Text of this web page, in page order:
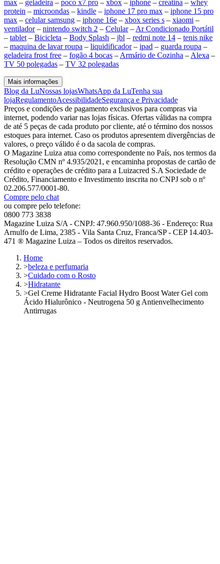
max – geladeira – poco x7 pro – xbox – iphone – creatina – whey
protein – microondas – kindle – iphone 17 pro max – iphone 15 pro
max – celular samsung – iphone 16e – xbox series s – xiaomi –
ventilador– nintendo switch 2 – Celular– Ar Condicionado Portátil
– tablet – Bicicleta – Body Splash – jbl – redmi note 14 – tenis nike
– maquina de lavar roupa – liquidificador– ipad – guarda roupa –
geladeira frost free – fogão 4 bocas – Armário de Cozinha – Alexa –
TV 50 polegadas – TV 32 polegadas
Mais informações
Blog da LuNossas lojasWhatsApp da LuTenha sua
lojaRegulamentoAcessibilidadeSegurança e Privacidade
Preços e condições de pagamento exclusivos para compras via
internet, podendo variar nas lojas físicas. Ofertas válidas na compra
de até 5 peças de cada produto por cliente, até o término dos nossos
estoques para internet. Caso os produtos apresentem divergências de
valores, o preço válido é o da sacola de compras.
O Magazine Luiza atua como correspondente no País, nos termos da
Resolução CMN nº 4.935/2021, e encaminha propostas de cartão de
crédito e operações de crédito para a Luizacred S.A Sociedade de
Crédito, Financiamento e Investimento inscrita no CNPJ sob o nº
02.206.577/0001-80.
Compre pelo chat
ou compre pelo telefone:
0800 773 3838
Magazine Luiza S/A - CNPJ: 47.960.950/1088-36 - Endereço: Rua
Arnulfo de Lima, 2385 - Vila Santa Cruz, Franca/SP - CEP 14.403-
471 ® Magazine Luiza – Todos os direitos reservados.
Home
>beleza e perfumaria
>Cuidado com o Rosto
>Hidratante
>Gel Creme Hidratante Facial Hydro Boost Water Gel com
Ácido Hialurônico - Neutrogena 50 g Antienvelhecimento
Antirrugas